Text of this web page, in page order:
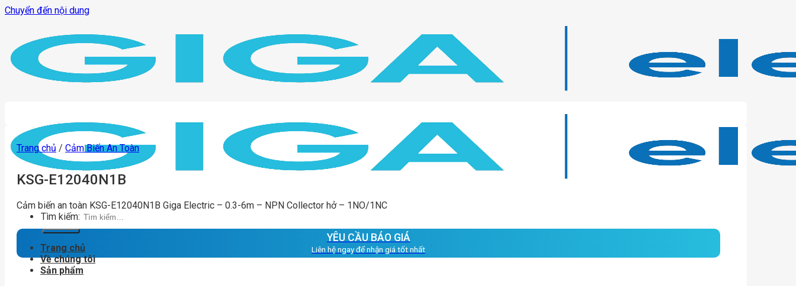
Chuyển đến nội dung
Tìm kiếm:
Trang chủ
Về chúng tôi
Sản phẩm
Trang chủ / Cảm Biến An Toàn
KSG-E12040N1B
Cảm biến an toàn KSG-E12040N1B Giga Electric – 0.3-6m – NPN Collector hở – 1NO/1NC
YÊU CẦU BÁO GIÁ
Liên hệ ngay để nhận giá tốt nhất